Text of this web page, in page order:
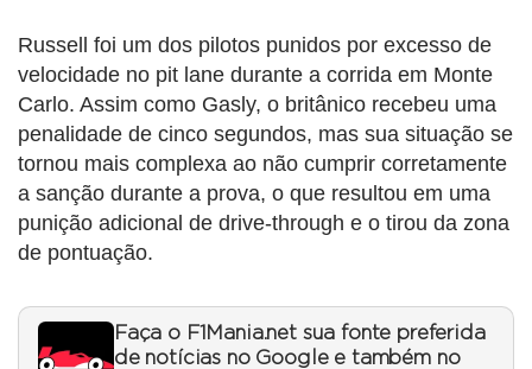
Russell foi um dos pilotos punidos por excesso de
velocidade no pit lane durante a corrida em Monte
Carlo. Assim como Gasly, o britânico recebeu uma
penalidade de cinco segundos, mas sua situação se
tornou mais complexa ao não cumprir corretamente
a sanção durante a prova, o que resultou em uma
punição adicional de drive-through e o tirou da zona
de pontuação.
Faça o F1Mania.net sua fonte preferida
de notícias no Google e também no